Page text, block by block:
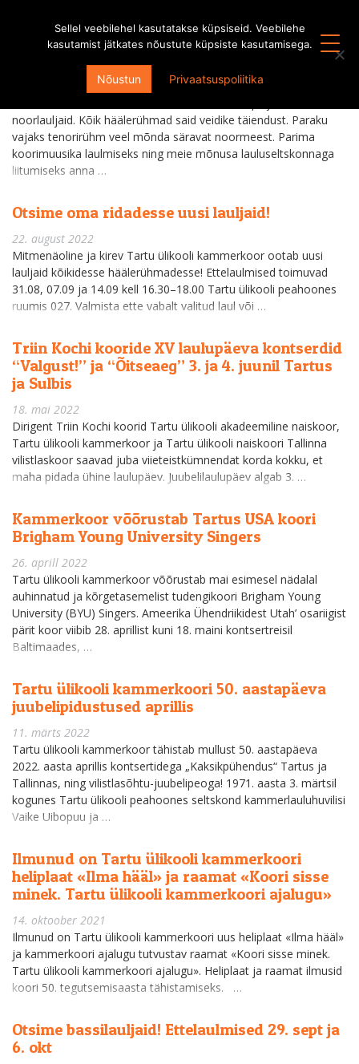
Ootame väga oma lauljate hulka TENOREID
21. november 2022
noorlauljaid. Kõik häälerühmad said veidike täiendust. Paraku
vajaks tenorirühm veel mõnda säravat noormeest. Parima
koorimuusika laulmiseks ning meie mõnusa lauluseltskonnaga
liitumiseks anna …
Otsime oma ridadesse uusi lauljaid!
22. august 2022
Mitmenäoline ja kirev Tartu ülikooli kammerkoor ootab uusi
lauljaid kõikidesse häälerühmadesse! Ettelaulmised toimuvad
31.08, 07.09 ja 14.09 kell 16.30–18.00 Tartu ülikooli peahoones
ruumis 027. Valmista ette vabalt valitud laul või …
Triin Kochi kooride XV laulupäeva kontserdid
“Valgust!” ja “Õitseaeg” 3. ja 4. juunil Tartus
ja Sulbis
18. mai 2022
Dirigent Triin Kochi koorid Tartu ülikooli akadeemiline naiskoor,
Tartu ülikooli kammerkoor ja Tartu ülikooli naiskoori Tallinna
vilistlaskoor saavad juba viieteistkümnendat korda kokku, et
maha pidada ühine laulupäev. Juubelilaulupäev algab 3. …
Kammerkoor võõrustab Tartus USA koori
Brigham Young University Singers
26. aprill 2022
Tartu ülikooli kammerkoor võõrustab mai esimesel nädalal
auhinnatud ja kõrgetasemelist tudengikoori Brigham Young
University (BYU) Singers. Ameerika Ühendriikidest Utah’ osariigist
pärit koor viibib 28. aprillist kuni 18. maini kontsertreisil
Baltimaades, …
Tartu ülikooli kammerkoori 50. aastapäeva
juubelipidustused aprillis
11. märts 2022
Tartu ülikooli kammerkoor tähistab mullust 50. aastapäeva
2022. aasta aprillis kontsertidega „Kaksikpühendus“ Tartus ja
Tallinnas, ning vilistlasõhtu-juubelipeoga! 1971. aasta 3. märtsil
kogunes Tartu ülikooli peahoones seltskond kammerlauluhuvilisi
Vaike Uibopuu ja …
Ilmunud on Tartu ülikooli kammerkoori
heliplaat «Ilma hääl» ja raamat «Koori sisse
minek. Tartu ülikooli kammerkoori ajalugu»
14. oktoober 2021
Ilmunud on Tartu ülikooli kammerkoori uus heliplaat «Ilma hääl»
ja kammerkoori ajalugu tutvustav raamat «Koori sisse minek.
Tartu ülikooli kammerkoori ajalugu». Heliplaat ja raamat ilmusid
koori 50. tegutsemisaasta tähistamiseks. …
Otsime bassilauljaid! Ettelaulmised 29. sept ja
6. okt
Sellel veebilehel kasutatakse küpsiseid. Veebilehe
kasutamist jätkates nõustute küpsiste kasutamisega.
Nõustun Privaatsuspoliitika